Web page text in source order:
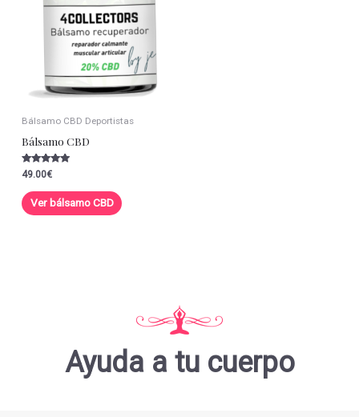
Bálsamo CBD Deportistas
Bálsamo CBD
Valorado con
5.00
de 5
49.00€
Ver bálsamo CBD
Ayuda a tu cuerpo